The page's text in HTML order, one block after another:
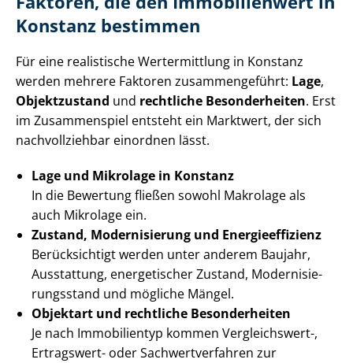
Konstanz bestimmen
Für eine realistische Wertermittlung in Konstanz
werden mehrere Faktoren zusammengeführt: Lage,
Objektzustand und rechtliche Besonderheiten. Erst
im Zusammenspiel entsteht ein Marktwert, der sich
nachvollziehbar einordnen lässt.
Lage und Mikrolage in Konstanz
In die Bewertung fließen sowohl Makrolage als
auch Mikrolage ein.
Zustand, Modernisierung und En­er­gie­ef­fi­zi­enz
Berücksichtigt werden unter anderem Baujahr,
Ausstattung, energetischer Zustand, Mo­der­ni­sie­
rungs­stand und mögliche Mängel.
Objektart und rechtliche Besonderheiten
Je nach Immobilientyp kommen Vergleichswert-,
Ertragswert- oder Sach­wert­ver­fah­ren zur